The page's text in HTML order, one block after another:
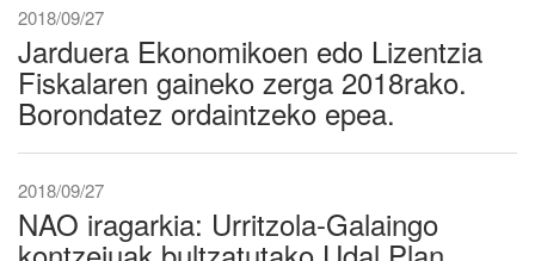
2018/09/27
Jarduera Ekonomikoen edo Lizentzia
Fiskalaren gaineko zerga 2018rako.
Borondatez ordaintzeko epea.
2018/09/27
NAO iragarkia: Urritzola-Galaingo